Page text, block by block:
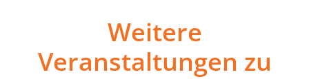
Weitere
Veranstaltungen zu